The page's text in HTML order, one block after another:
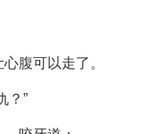
腹可以走了。
？”